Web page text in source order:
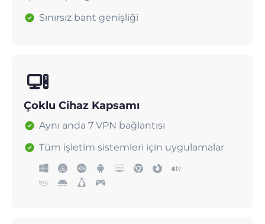
Sınırsız bant genişliği
Çoklu Cihaz Kapsamı
Aynı anda 7 VPN bağlantısı
Tüm işletim sistemleri için uygulamalar